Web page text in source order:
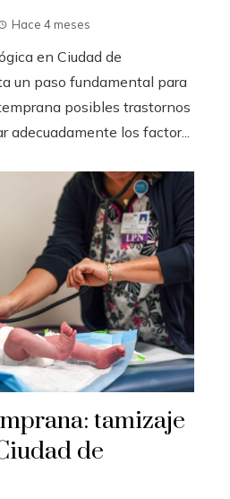
Hace 4 meses
en Ciudad de
un paso fundamental para
posibles trastornos
adecuadamente los factor...
tamizaje
de